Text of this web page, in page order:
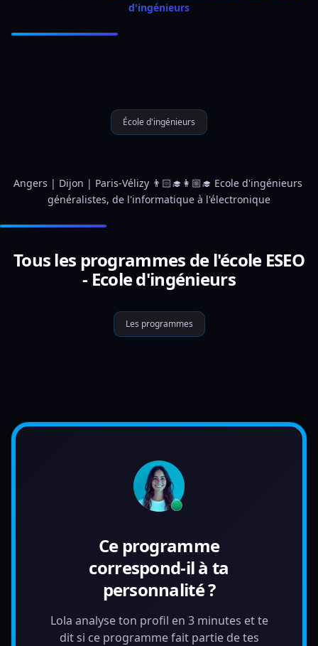
d'ingénieurs
École d'ingénieurs
Angers | Dijon | Paris-Vélizy 👨🏻‍🎓👩🏼‍🎓 Ecole d'ingénieurs
généralistes, de l'informatique à l'électronique
Tous les programmes de l'école ESEO
- Ecole d'ingénieurs
Les programmes
Ce programme
correspond-il à ta
personnalité ?
Lola analyse ton profil en 3 minutes et te
dit si ce programme fait partie de tes